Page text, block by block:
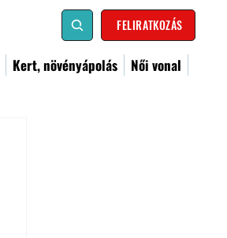
FELIRATKOZÁS
Kert, növényápolás
Női vonal